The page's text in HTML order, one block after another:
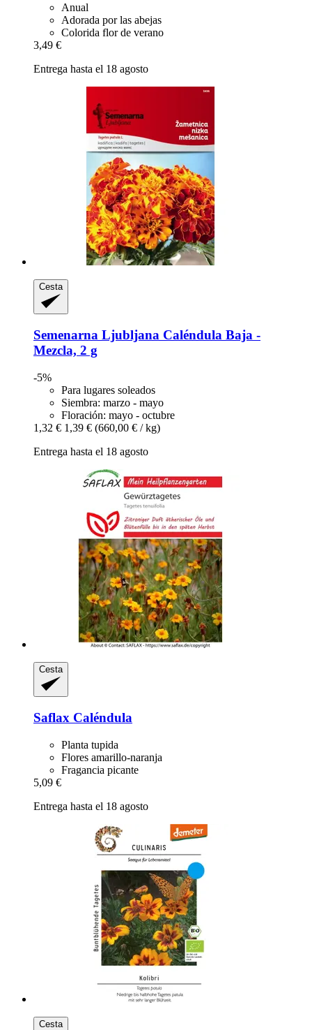
Anual
Adorada por las abejas
Colorida flor de verano
3,49 €
Entrega hasta el 18 agosto
Cesta
Semenarna Ljubljana Caléndula Baja -​
Mezcla, 2 g
-5%
Para lugares soleados
Siembra: marzo - mayo
Floración: mayo - octubre
1,32 € 1,39 € (660,00 € / kg)
Entrega hasta el 18 agosto
Cesta
Saflax Caléndula
Planta tupida
Flores amarillo-naranja
Fragancia picante
5,09 €
Entrega hasta el 18 agosto
Cesta